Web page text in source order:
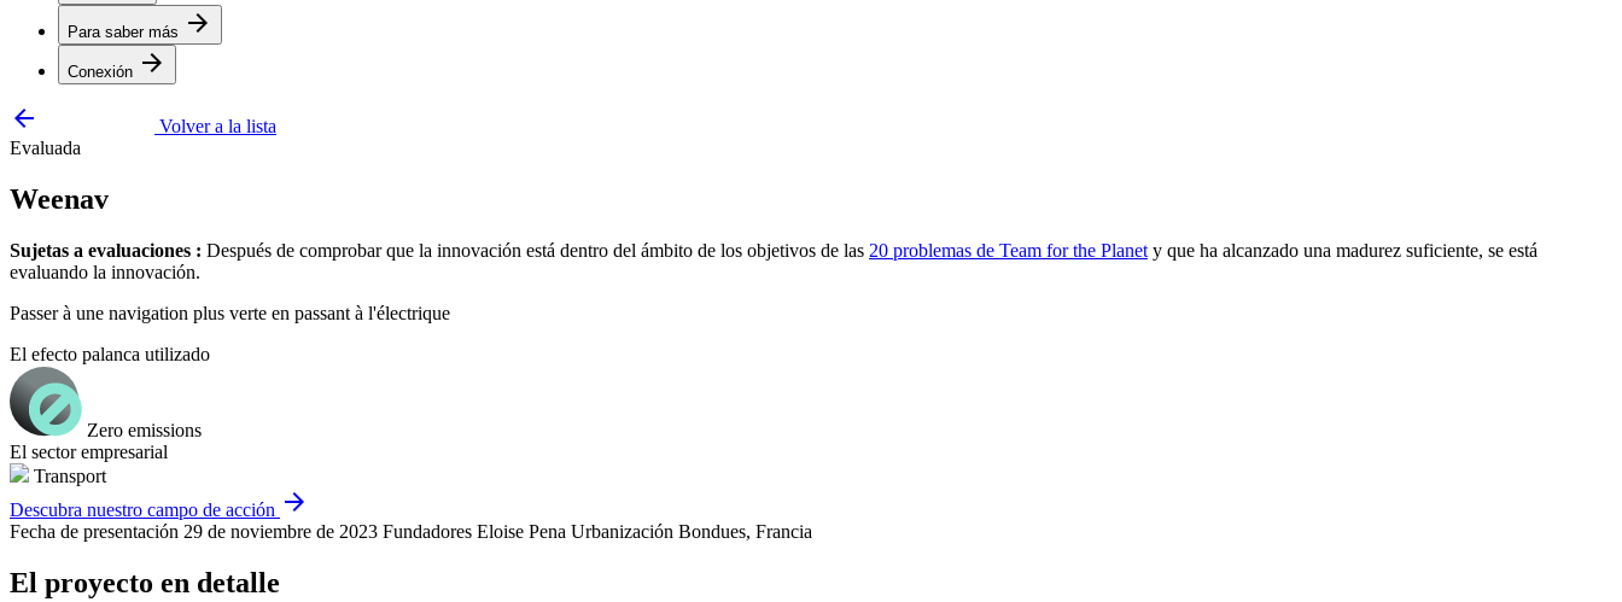
Para saber más arrow_forward
Conexión arrow_forward
arrow_backward
Volver a la lista
Evaluada
Weenav
Sujetas a evaluaciones : Después de comprobar que la innovación está dentro del ámbito de los objetivos de las 20 problemas de Team for the Planet y que ha alcanzado una madurez suficiente, se está
evaluando la innovación.
Passer à une navigation plus verte en passant à l'électrique
El efecto palanca utilizado
Zero emissions
El sector empresarial
Transport
Descubra nuestro campo de acción arrow_forward
Fecha de presentación 29 de noviembre de 2023 Fundadores Eloise Pena Urbanización Bondues, Francia
El proyecto en detalle